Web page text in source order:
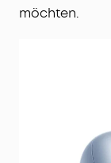
möchten.